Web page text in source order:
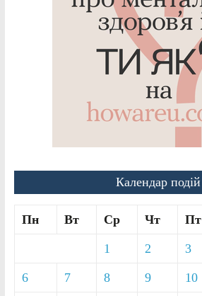
Календар подій
Пн Вт Ср Чт Пт
1 2 3
6 7 8 9 10